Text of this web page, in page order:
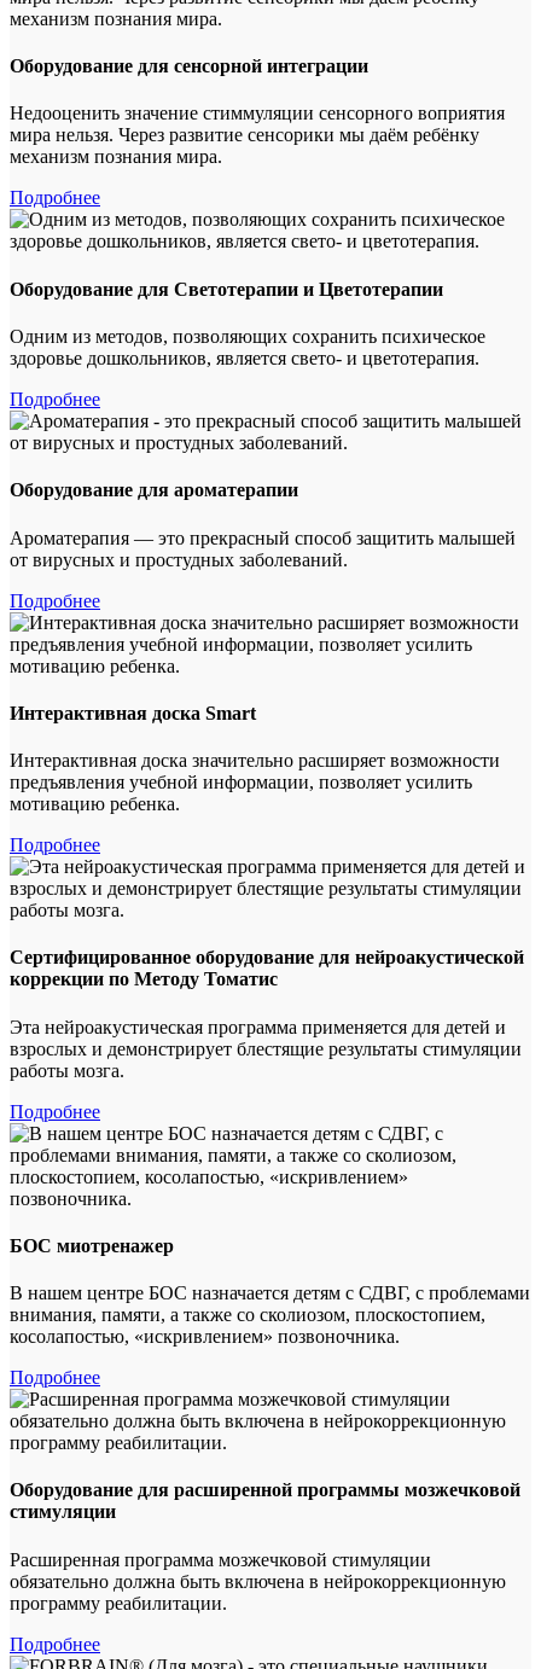
Оборудование для сенсорной интеграции
Недооценить значение стиммуляции сенсорного воприятия
мира нельзя. Через развитие сенсорики мы даём ребёнку
механизм познания мира.
Подробнее
Оборудование для Светотерапии и Цветотерапии
Одним из методов, позволяющих сохранить психическое
здоровье дошкольников, является свето- и цветотерапия.
Подробнее
Оборудование для ароматерапии
Ароматерапия — это прекрасный способ защитить малышей
от вирусных и простудных заболеваний.
Подробнее
Интерактивная доска Smart
Интерактивная доска значительно расширяет возможности
предъявления учебной информации, позволяет усилить
мотивацию ребенка.
Подробнее
Сертифицированное оборудование для нейроакустической
коррекции по Методу Томатис
Эта нейроакустическая программа применяется для детей и
взрослых и демонстрирует блестящие результаты стимуляции
работы мозга.
Подробнее
БОС миотренажер
В нашем центре БОС назначается детям с СДВГ, с проблемами
внимания, памяти, а также со сколиозом, плоскостопием,
косолапостью, «искривлением» позвоночника.
Подробнее
Оборудование для расширенной программы мозжечковой
стимуляции
Расширенная программа мозжечковой стимуляции
обязательно должна быть включена в нейрокоррекционную
программу реабилитации.
Подробнее